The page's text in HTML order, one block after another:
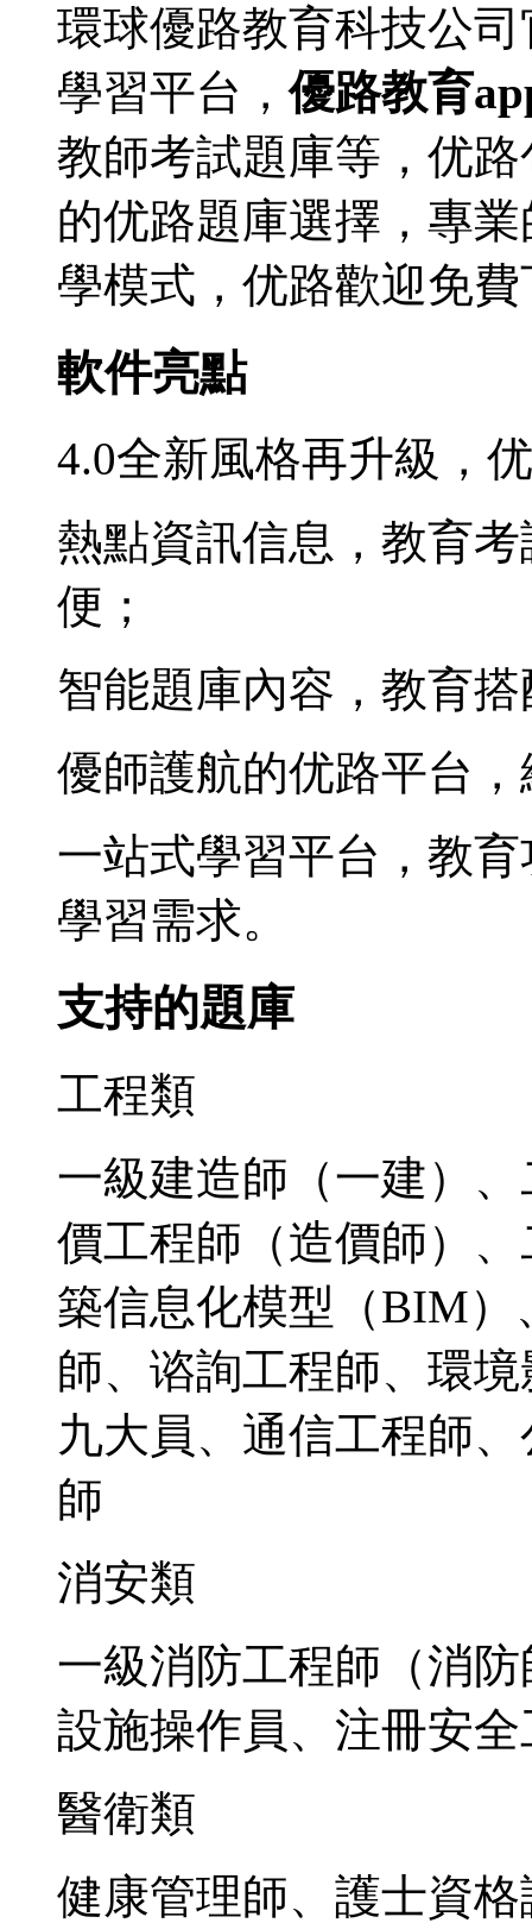
環球優路教育科技公
學習平台，優路教育
教師考試題庫等，优路
的优路題庫選擇，專
學模式，优路歡迎免
軟件亮點
4.0全新風格再升級，
熱點資訊信息，教育
便；
智能題庫內容，教育
優師護航的优路平台
一站式學習平台，教
學習需求。
支持的題庫
工程類
一級建造師（一建）
價工程師（造價師）
築信息化模型（BIM
師、谘詢工程師、環
九大員、通信工程師
師
消安類
一級消防工程師（消
設施操作員、注冊安
醫衛類
健康管理師、護士資